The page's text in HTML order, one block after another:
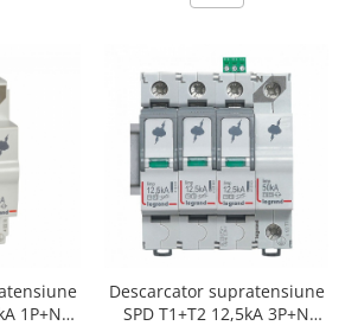
1P+N
Descarcator supratensiune
SPD T1+T2 12,5kA 3P+N